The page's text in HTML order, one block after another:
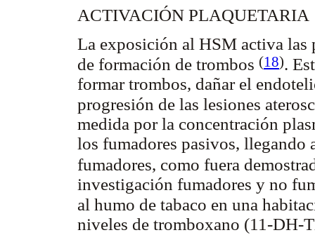
ACTIVACIÓN PLAQUETARIA
La exposición al HSM activa las
de formación de trombos (18).
formar trombos, dañar el
progresión de las lesiones
medida por la concentración
los fumadores pasivos, llegando
fumadores, como fuera
investigación fumadores y no
al humo de tabaco en una
niveles de tromboxano (11-DH-